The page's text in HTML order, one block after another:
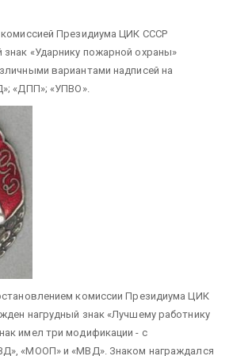
комиссией Президиума ЦИК СССР
знак «Ударнику пожарной охраны»
вариантами надписей на
«ДПП»; «УПВО».
комиссии Президиума ЦИК
нагрудный знак «Лучшему работнику
имел три модификации - с
«МООП» и «МВД». Знаком награждался